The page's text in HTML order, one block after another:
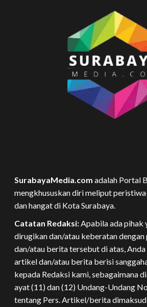
SurabayaMedia.com adalah Portal
mengkhususkan diri meliput
dan hangat di Kota Surabaya.
Catatan Redaksi:Apabila ada pihak
dirugikan dan/atau keberatan dengan
dan/atau berita tersebut di atas,
artikel dan/atau berita berisi
kepada Redaksi kami, sebagaimana
ayat (11) dan (12) Undang-Undang
tentang Pers. Artikel/berita